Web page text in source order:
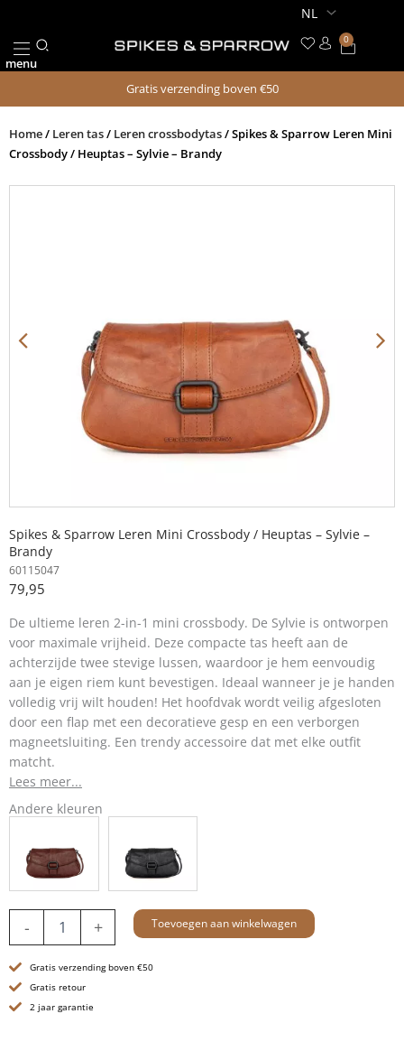
de
inhoud
menu
0
Gratis verzending boven €50
Home/ Leren tas/ Leren crossbodytas/ Spikes & Sparrow Leren Mini
Crossbody / Heuptas – Sylvie – Brandy
Spikes & Sparrow Leren Mini Crossbody / Heuptas – Sylvie –
Brandy
60115047
79,95
De ultieme leren 2-in-1 mini crossbody. De Sylvie is ontworpen
voor maximale vrijheid. Deze compacte tas heeft aan de
achterzijde twee stevige lussen, waardoor je hem eenvoudig
aan je eigen riem kunt bevestigen. Ideaal wanneer je je handen
volledig vrij wilt houden! Het hoofdvak wordt veilig afgesloten
door een flap met een decoratieve gesp en een verborgen
magneetsluiting. Een trendy accessoire dat met elke outfit
matcht.
Lees meer...
Andere kleuren
-
Mini
/
Heuptas
-
+ Toevoegen aan winkelwagen
Gratis verzending boven €50
Gratis retour
2 jaar garantie